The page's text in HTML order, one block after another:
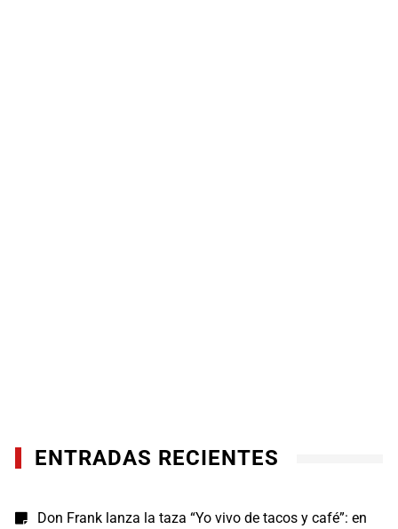
ENTRADAS RECIENTES
Don Frank lanza la taza “Yo vivo de tacos y café”: en